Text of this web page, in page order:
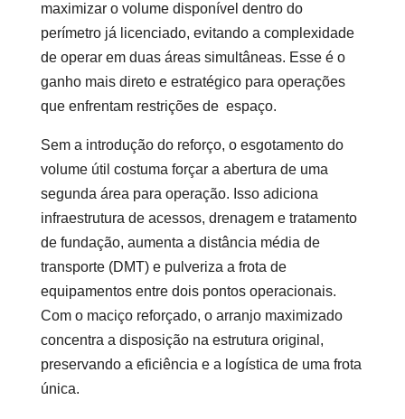
maximizar o volume disponível dentro do
perímetro já licenciado, evitando a complexidade
de operar em duas áreas simultâneas. Esse é o
ganho mais direto e estratégico para operações
que enfrentam restrições de espaço.
Sem a introdução do reforço, o esgotamento do
volume útil costuma forçar a abertura de uma
segunda área para operação. Isso adiciona
infraestrutura de acessos, drenagem e tratamento
de fundação, aumenta a distância média de
transporte (DMT) e pulveriza a frota de
equipamentos entre dois pontos operacionais.
Com o maciço reforçado, o arranjo maximizado
concentra a disposição na estrutura original,
preservando a eficiência e a logística de uma frota
única.